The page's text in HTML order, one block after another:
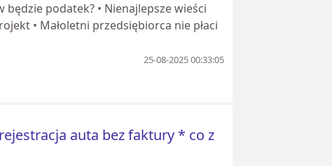
podatek? • Nienajlepsze wieści
• Małoletni przedsiębiorca nie płaci
25-08-2025 00:33:05
auta bez faktury * co z